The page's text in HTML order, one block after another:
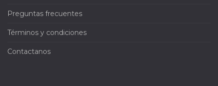
Preguntas frecuentes
Términos y condiciones
Contactanos